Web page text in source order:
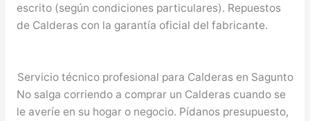
escrito (según condiciones particulares). Repuestos
de Calderas con la garantía oficial del fabricante.
Servicio técnico profesional para Calderas en Sagunto
No salga corriendo a comprar un Calderas cuando se
le averíe en su hogar o negocio. Pídanos presupuesto,